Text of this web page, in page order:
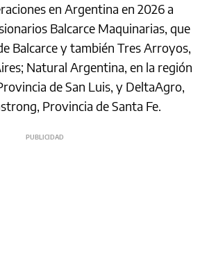
en Argentina en 2026 a
Balcarce Maquinarias, que
Balcarce y también Tres Arroyos,
Natural Argentina, en la región
de San Luis, y DeltaAgro,
Provincia de Santa Fe.